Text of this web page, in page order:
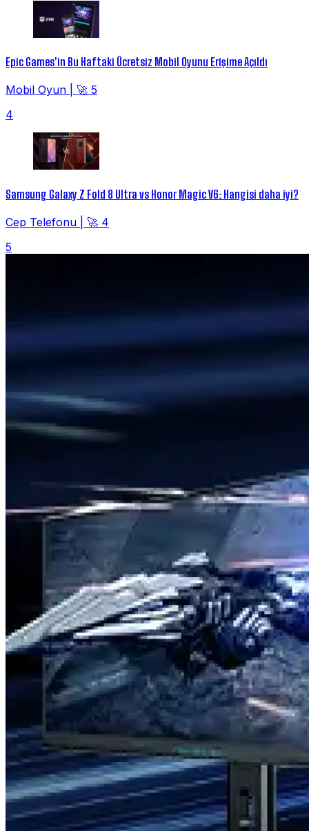
Epic Games'in Bu Haftaki Ücretsiz Mobil Oyunu Erişime Açıldı
Mobil Oyun
🚀 5
4
Samsung Galaxy Z Fold 8 Ultra vs Honor Magic V6: Hangisi daha iyi?
Cep Telefonu
🚀 4
5